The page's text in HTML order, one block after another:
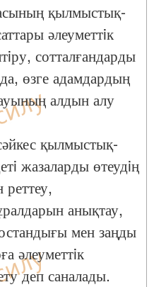
қылмыстық-
әлеуметтiк
сотталғандарды
өзге адамдардың
алдын алу
қылмыстық-
жазаларды өтеудiң
анықтау,
мен заңды
әлеуметтiк
деп саналады.